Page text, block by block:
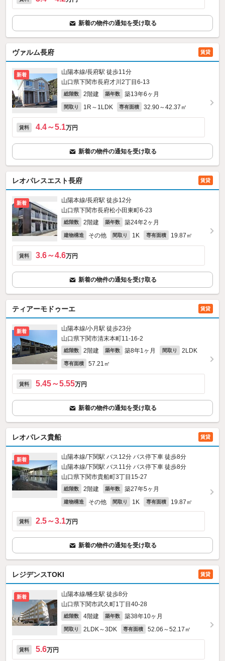
新着の物件の通知を受け取る
ヴァルム長府 賃貸
新着
山陽本線/長府駅 徒歩11分
山口県下関市長府才川2丁目6-13
総階数 2階建 築年数 築13年6ヶ月
間取り 1R～1LDK 専有面積 32.90～42.37㎡
賃料 4.4～5.1万円
新着の物件の通知を受け取る
レオパレスエスト長府 賃貸
新着
山陽本線/長府駅 徒歩12分
山口県下関市長府松小田東町6-23
総階数 2階建 築年数 築24年2ヶ月
建物構造 その他 間取り 1K 専有面積 19.87㎡
賃料 3.6～4.6万円
新着の物件の通知を受け取る
ティアーモドゥーエ 賃貸
新着
山陽本線/小月駅 徒歩23分
山口県下関市清末本町11-16‐2
総階数 2階建 築年数 築8年1ヶ月 間取り 2LDK
専有面積 57.21㎡
賃料 5.45～5.55万円
新着の物件の通知を受け取る
レオパレス貴船 賃貸
新着
山陽本線/下関駅 バス12分 バス停下車 徒歩8分
山陽本線/下関駅 バス11分 バス停下車 徒歩8分
山口県下関市貴船町3丁目15-27
総階数 2階建 築年数 築27年5ヶ月
建物構造 その他 間取り 1K 専有面積 19.87㎡
賃料 2.5～3.1万円
新着の物件の通知を受け取る
レジデンスTOKI 賃貸
新着
山陽本線/幡生駅 徒歩8分
山口県下関市武久町1丁目40-28
総階数 4階建 築年数 築38年10ヶ月
間取り 2LDK～3DK 専有面積 52.06～52.17㎡
賃料 5.6万円